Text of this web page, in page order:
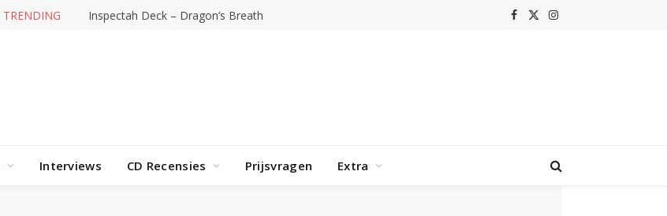
TRENDING Inspectah Deck – Dragon’s Breath Facebook
X
Instagram
Interviews CD Recensies Prijsvragen Extra